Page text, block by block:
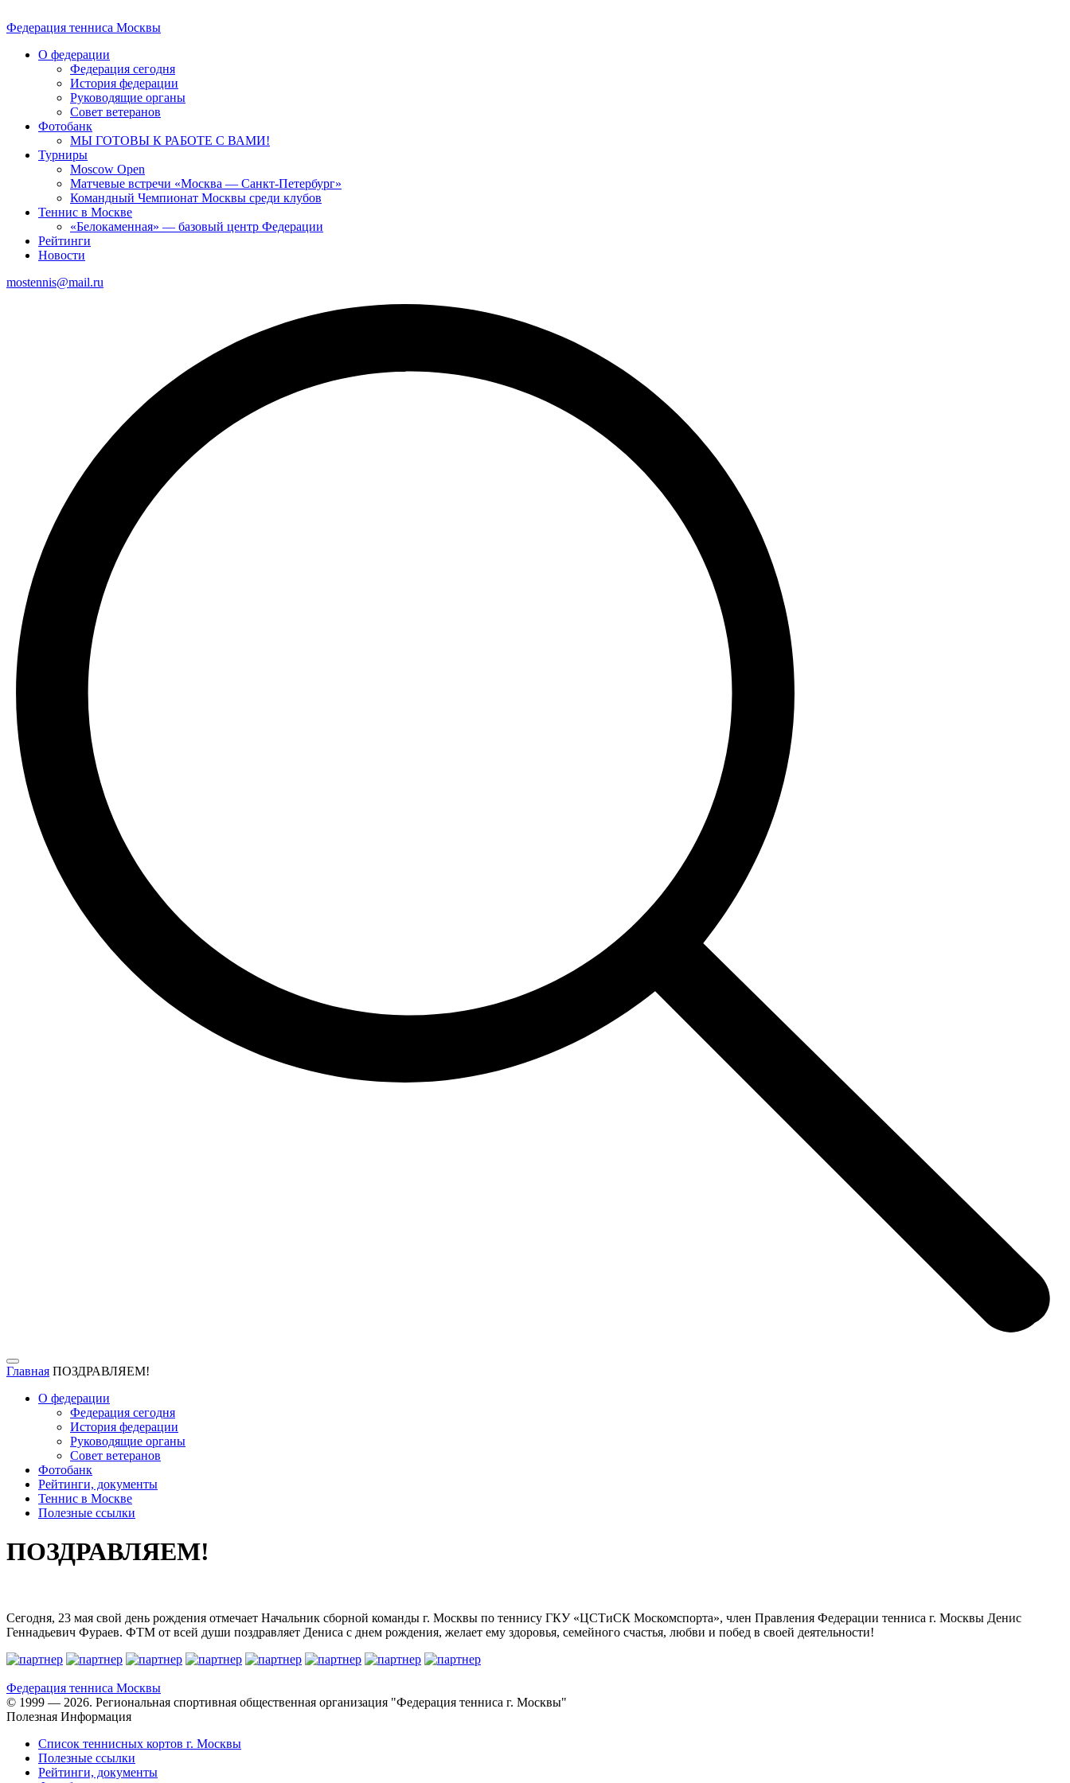
Федерация тенниса Москвы
О федерации
Федерация сегодня
История федерации
Руководящие органы
Совет ветеранов
Фотобанк
МЫ ГОТОВЫ К РАБОТЕ С ВАМИ!
Турниры
Moscow Open
Матчевые встречи «Москва — Санкт-Петербург»
Командный Чемпионат Москвы среди клубов
Теннис в Москве
«Белокаменная» — базовый центр Федерации
Рейтинги
Новости
mostennis@mail.ru
Главная ПОЗДРАВЛЯЕМ!
О федерации
Федерация сегодня
История федерации
Руководящие органы
Совет ветеранов
Фотобанк
Рейтинги, документы
Теннис в Москве
Полезные ссылки
ПОЗДРАВЛЯЕМ!
Сегодня, 23 мая свой день рождения отмечает Начальник сборной команды г. Москвы по теннису ГКУ «ЦСТиСК Москомспорта», член Правления Федерации тенниса г. Москвы Денис
Геннадьевич Фураев. ФТМ от всей души поздравляет Дениса с днем рождения, желает ему здоровья, семейного счастья, любви и побед в своей деятельности!
Федерация тенниса Москвы
© 1999 — 2026. Региональная спортивная общественная организация "Федерация тенниса г. Москвы"
Полезная Информация
Список теннисных кортов г. Москвы
Полезные ссылки
Рейтинги, документы